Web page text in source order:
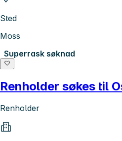
Sted
Moss
Superrask søknad
Renholder søkes til
Renholder